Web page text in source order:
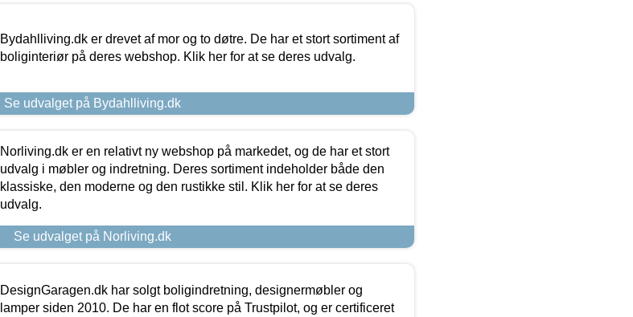
Bydahlliving.dk er drevet af mor og to døtre. De har et stort sortiment af
boliginteriør på deres webshop. Klik her for at se deres udvalg.
Se udvalget på Bydahlliving.dk
Norliving.dk er en relativt ny webshop på markedet, og de har et stort
udvalg i møbler og indretning. Deres sortiment indeholder både den
klassiske, den moderne og den rustikke stil. Klik her for at se deres
udvalg.
Se udvalget på Norliving.dk
DesignGaragen.dk har solgt boligindretning, designermøbler og
lamper siden 2010. De har en flot score på Trustpilot, og er certificeret